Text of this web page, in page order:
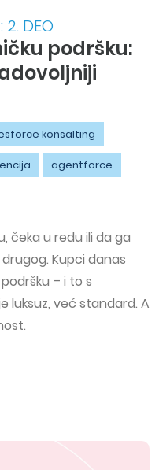
2. DEO
podršku:
konsalting
agentforce
čeka u redu ili da ga
Kupci danas
– i to s
luksuz, već standard. A